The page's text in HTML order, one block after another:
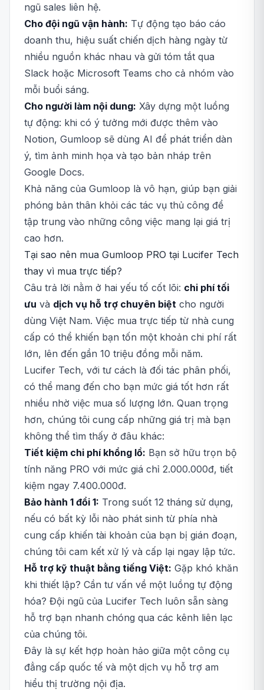
ngũ sales liên hệ.
Cho đội ngũ vận hành: Tự động tạo báo cáo
doanh thu, hiệu suất chiến dịch hàng ngày từ
nhiều nguồn khác nhau và gửi tóm tắt qua
Slack hoặc Microsoft Teams cho cả nhóm vào
mỗi buổi sáng.
Cho người làm nội dung: Xây dựng một luồng
tự động: khi có ý tưởng mới được thêm vào
Notion, Gumloop sẽ dùng AI để phát triển dàn
ý, tìm ảnh minh họa và tạo bản nháp trên
Google Docs.
Khả năng của Gumloop là vô hạn, giúp bạn giải
phóng bản thân khỏi các tác vụ thủ công để
tập trung vào những công việc mang lại giá trị
cao hơn.
Tại sao nên mua Gumloop PRO tại Lucifer Tech
thay vì mua trực tiếp?
Câu trả lời nằm ở hai yếu tố cốt lõi: chi phí tối
ưu và dịch vụ hỗ trợ chuyên biệt cho người
dùng Việt Nam. Việc mua trực tiếp từ nhà cung
cấp có thể khiến bạn tốn một khoản chi phí rất
lớn, lên đến gần 10 triệu đồng mỗi năm.
Lucifer Tech, với tư cách là đối tác phân phối,
có thể mang đến cho bạn mức giá tốt hơn rất
nhiều nhờ việc mua số lượng lớn. Quan trọng
hơn, chúng tôi cung cấp những giá trị mà bạn
không thể tìm thấy ở đâu khác:
Tiết kiệm chi phí khổng lồ: Bạn sở hữu trọn bộ
tính năng PRO với mức giá chỉ 2.000.000đ, tiết
kiệm ngay 7.400.000đ.
Bảo hành 1 đổi 1: Trong suốt 12 tháng sử dụng,
nếu có bất kỳ lỗi nào phát sinh từ phía nhà
cung cấp khiến tài khoản của bạn bị gián đoạn,
chúng tôi cam kết xử lý và cấp lại ngay lập tức.
Hỗ trợ kỹ thuật bằng tiếng Việt: Gặp khó khăn
khi thiết lập? Cần tư vấn về một luồng tự động
hóa? Đội ngũ của Lucifer Tech luôn sẵn sàng
hỗ trợ bạn nhanh chóng qua các kênh liên lạc
của chúng tôi.
Đây là sự kết hợp hoàn hảo giữa một công cụ
đẳng cấp quốc tế và một dịch vụ hỗ trợ am
hiểu thị trường nội địa.